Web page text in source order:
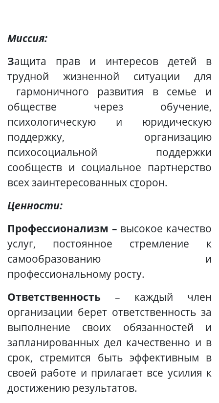
Миссия:
Защита прав и интересов детей в
трудной жизненной ситуации для
гармоничного развития в семье и
обществе через обучение,
психологическую и юридическую
поддержку, организацию
психосоциальной поддержки
сообществ и социальное партнерство
всех заинтересованных сторон.
Ценности:
Профессионализм – высокое качество
услуг, постоянное стремление к
самообразованию и
профессиональному росту.
Ответственность – каждый член
организации берет ответственность за
выполнение своих обязанностей и
запланированных дел качественно и в
срок, стремится быть эффективным в
своей работе и прилагает все усилия к
достижению результатов.